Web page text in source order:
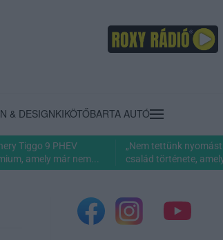
& DESIGNKIKÖTŐBARTA AUTÓ
Tiggo 9 PHEV
amely már nem...
„Nem tettünk
család története, amely